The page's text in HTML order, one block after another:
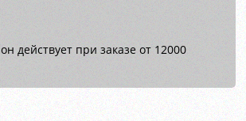
действует при заказе от 12000